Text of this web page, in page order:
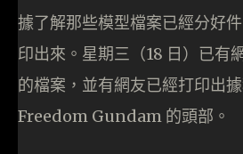
據了解那些模型檔案已經分好
印出來。星期三（18 日）已有
的檔案，並有網友已經打印出
Freedom Gundam 的頭部。